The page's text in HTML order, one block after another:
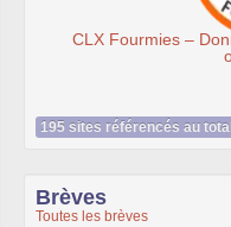
à ton
195 sites référencés au total
Brèves
Toutes les brèves